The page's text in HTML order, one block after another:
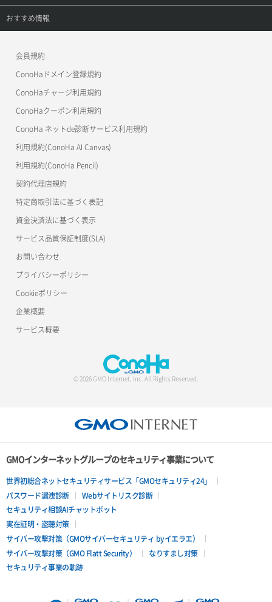
APIドキュメントVPS3.0
APIドキュメントVPS2.0
APIドキュメントVPS3.0
ご利用ガイド
サポートトップ
おすすめ情報
美雲このは徹底ガイド
会員規約
ConoHaドメイン登録規約
ConoHaチャージ利用規約
ConoHaクーポン利用規約
ConoHa ネットde診断サービス利用規約
利用規約(ConoHa AI Canvas)
利用規約(ConoHa Pencil)
契約代理店規約
特定商取引法に基づく表記
資金決済法に基づく表示
サービス品質保証制度(SLA)
お問い合わせ
プライバシーポリシー
Cookieポリシー
企業概要
サービス概要
© 2026 GMO Internet, Inc. All Rights Reserved.
GMOインターネットグループのセキュリティ事業について
世界初総合ネットセキュリティサービス「GMOセキュリティ24」
パスワード漏洩診断
Webサイトリスク診断
セキュリティ相談AIチャットボット
実在証明・盗聴対策
サイバー攻撃対策（GMOサイバーセキュリティ byイエラエ）
サイバー攻撃対策（GMO Flatt Security）
なりすまし対策
セキュリティ事業の軌跡